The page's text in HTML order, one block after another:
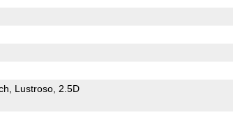
Lustroso 2.5D